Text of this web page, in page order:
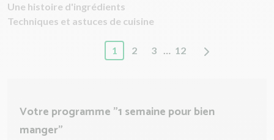
Une histoire d'ingrédients
Techniques et astuces de cuisine
1 2 3 … 12
Votre programme "1 semaine pour bien
manger"